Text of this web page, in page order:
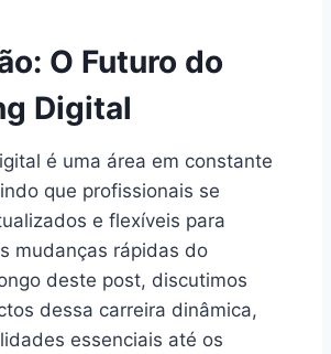
O Futuro do
Digital
é uma área em constante
que profissionais se
e flexíveis para
mudanças rápidas do
deste post, discutimos
dessa carreira dinâmica,
essenciais até os